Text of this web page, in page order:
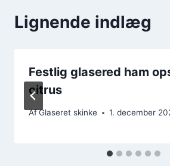
Lignende indlæg
Festlig glasered ham
citrus
AfGlaseret skinke 1. december